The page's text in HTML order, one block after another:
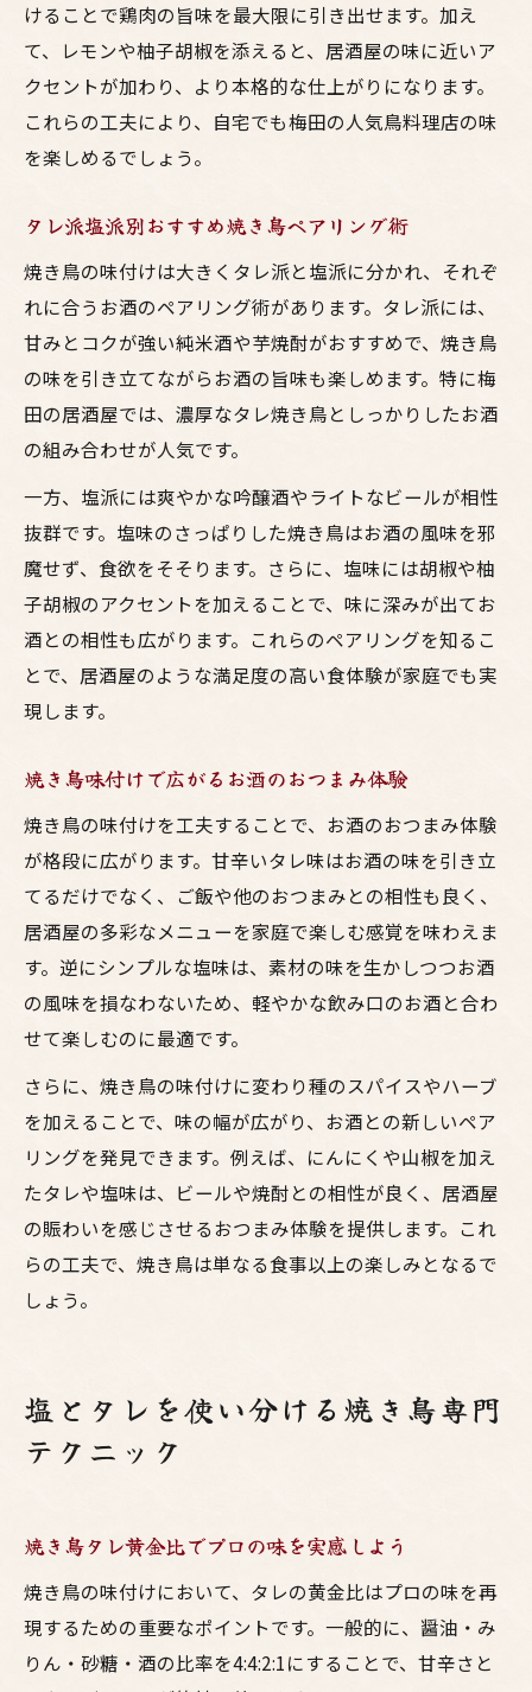
けることで鶏肉の旨味を最大限に引き出せます。加え
て、レモンや柚子胡椒を添えると、居酒屋の味に近いア
クセントが加わり、より本格的な仕上がりになります。
これらの工夫により、自宅でも梅田の人気鳥料理店の味
を楽しめるでしょう。
タレ派塩派別おすすめ焼き鳥ペアリング術
焼き鳥の味付けは大きくタレ派と塩派に分かれ、それぞ
れに合うお酒のペアリング術があります。タレ派には、
甘みとコクが強い純米酒や芋焼酎がおすすめで、焼き鳥
の味を引き立てながらお酒の旨味も楽しめます。特に梅
田の居酒屋では、濃厚なタレ焼き鳥としっかりしたお酒
の組み合わせが人気です。
一方、塩派には爽やかな吟醸酒やライトなビールが相性
抜群です。塩味のさっぱりした焼き鳥はお酒の風味を邪
魔せず、食欲をそそります。さらに、塩味には胡椒や柚
子胡椒のアクセントを加えることで、味に深みが出てお
酒との相性も広がります。これらのペアリングを知るこ
とで、居酒屋のような満足度の高い食体験が家庭でも実
現します。
焼き鳥味付けで広がるお酒のおつまみ体験
焼き鳥の味付けを工夫することで、お酒のおつまみ体験
が格段に広がります。甘辛いタレ味はお酒の味を引き立
てるだけでなく、ご飯や他のおつまみとの相性も良く、
居酒屋の多彩なメニューを家庭で楽しむ感覚を味わえま
す。逆にシンプルな塩味は、素材の味を生かしつつお酒
の風味を損なわないため、軽やかな飲み口のお酒と合わ
せて楽しむのに最適です。
さらに、焼き鳥の味付けに変わり種のスパイスやハーブ
を加えることで、味の幅が広がり、お酒との新しいペア
リングを発見できます。例えば、にんにくや山椒を加え
たタレや塩味は、ビールや焼酎との相性が良く、居酒屋
の賑わいを感じさせるおつまみ体験を提供します。これ
らの工夫で、焼き鳥は単なる食事以上の楽しみとなるで
しょう。
塩とタレを使い分ける焼き鳥専門
テクニック
焼き鳥タレ黄金比でプロの味を実感しよう
焼き鳥の味付けにおいて、タレの黄金比はプロの味を再
現するための重要なポイントです。一般的に、醤油・み
りん・砂糖・酒の比率を4:4:2:1にすることで、甘辛さと